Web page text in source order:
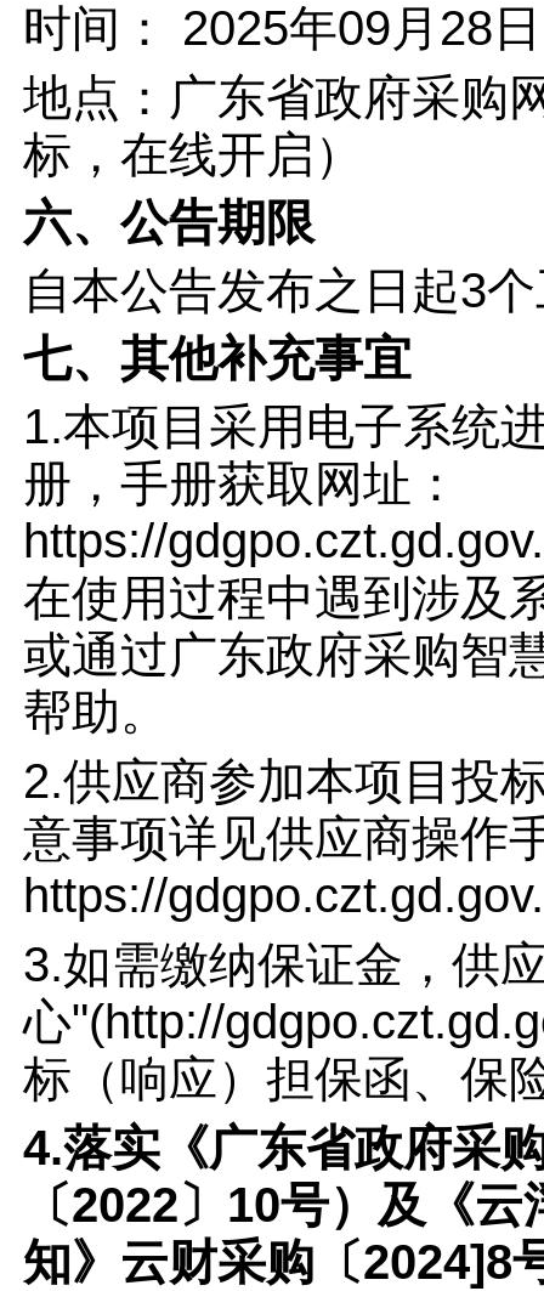
时间：
2025年09月28
地点： 广东省政府采购
标，在线开启）
六、公告期限
自本公告发布之日起3
七、其他补充事宜
1.本项目采用电子系统
册，手册获取网址：
https://
在使用过程中遇到涉及
或通过广东政府采购智
帮助。
2.供应商参加本项目投
意事项详见供应商操作
https://
3.如需缴纳保证金，供
心"(http://
标（响应）担保函、保
4.落实《广东省政府采
〔2022〕10号）及《
知》云财采购〔2024]8